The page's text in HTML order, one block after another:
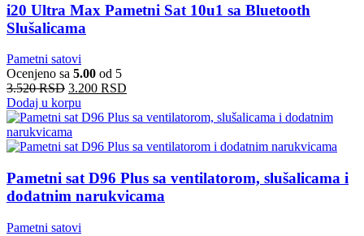
i20 Ultra Max Pametni Sat 10u1 sa Bluetooth
Slušalicama
Pametni satovi
Ocenjeno sa 5.00 od 5
3.520RSD 3.200 RSD
Dodaj u korpu
Pametni sat D96 Plus sa ventilatorom, slušalicama i
dodatnim narukvicama
Pametni satovi